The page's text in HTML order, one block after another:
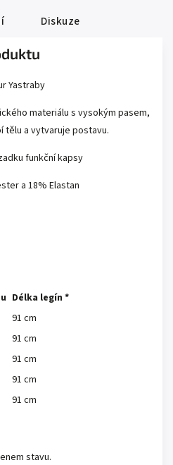
Diskuze
Yastraby
materiálu s vysokým pasem,
a vytvaruje postavu.
funkční kapsy
a 18% Elastan
Délka legín *
91 cm
91 cm
91 cm
91 cm
91 cm
stavu.